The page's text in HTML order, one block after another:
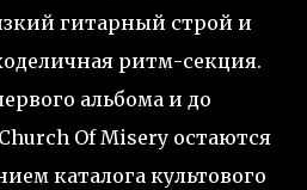
гитарный строй и
ритм-секция.
альбома и до
Of Misery остаются
каталога культового